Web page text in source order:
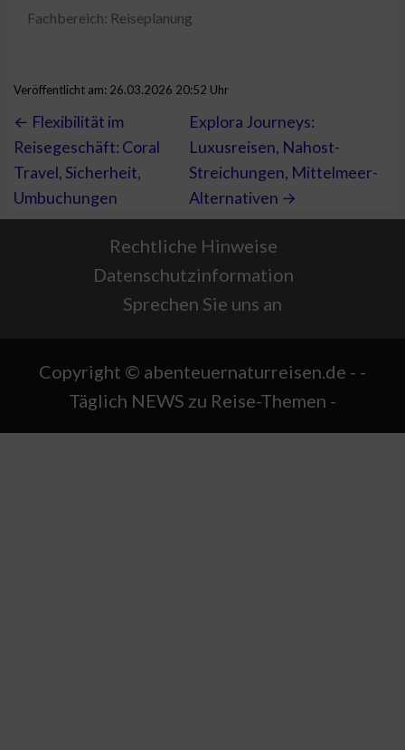
Fachbereich: Reiseplanung
Veröffentlicht am: 26.03.2026 20:52 Uhr
← Flexibilität im
Reisegeschäft: Coral
Travel, Sicherheit,
Umbuchungen
Explora Journeys:
Luxusreisen, Nahost-
Streichungen, Mittelmeer-
Alternativen →
Rechtliche Hinweise
Datenschutzinformation
Sprechen Sie uns an
Copyright © abenteuernaturreisen.de - -
Täglich NEWS zu Reise-Themen -